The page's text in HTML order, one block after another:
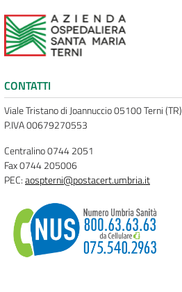
CONTATTI
Viale Tristano di Joannuccio 05100 Terni (TR)
P.IVA 00679270553
Centralino 0744 2051
Fax 0744 205006
PEC:aospterni@postacert.umbria.it